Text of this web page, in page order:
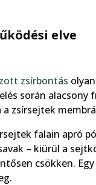
elve
zsírbontás
során
zsírsejtek
falain apró
– kiürül a
csökken.